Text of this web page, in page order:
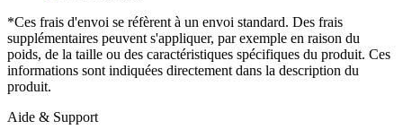
*Ces frais d'envoi se réfèrent à un envoi standard. Des frais
supplémentaires peuvent s'appliquer, par exemple en raison du
poids, de la taille ou des caractéristiques spécifiques du produit. Ces
informations sont indiquées directement dans la description du
produit.
Aide & Support